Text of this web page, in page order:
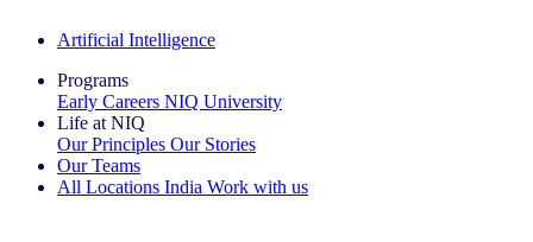
Artificial Intelligence
Programs
Early Careers NIQ University
Life at NIQ
Our Principles Our Stories
Our Teams
All Locations India Work with us